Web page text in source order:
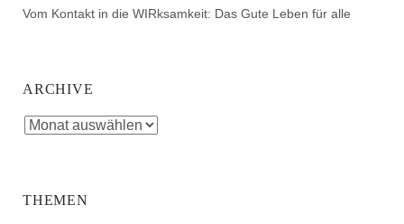
Vom Kontakt in die WIRksamkeit: Das Gute Leben für alle
ARCHIVE
THEMEN